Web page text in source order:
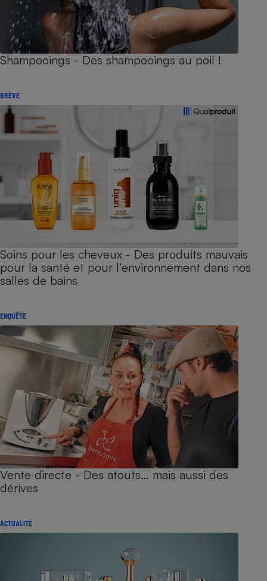
Shampooings - Des shampooings au poil !
BRÈVE
Soins pour les cheveux - Des produits mauvais
pour la santé et pour l’environnement dans nos
salles de bains
ENQUÊTE
Vente directe - Des atouts… mais aussi des
dérives
ACTUALITÉ